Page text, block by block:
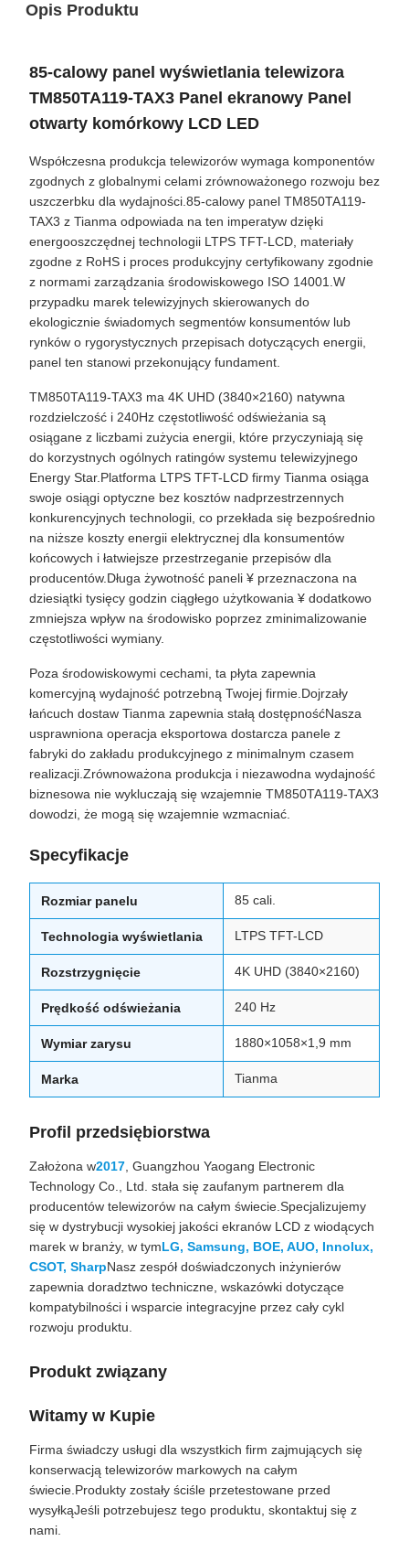
Opis Produktu
85-calowy panel wyświetlania telewizora
TM850TA119-TAX3 Panel ekranowy Panel
otwarty komórkowy LCD LED
Współczesna produkcja telewizorów wymaga komponentów
zgodnych z globalnymi celami zrównoważonego rozwoju bez
uszczerbku dla wydajności.85-calowy panel TM850TA119-
TAX3 z Tianma odpowiada na ten imperatyw dzięki
energooszczędnej technologii LTPS TFT-LCD, materiały
zgodne z RoHS i proces produkcyjny certyfikowany zgodnie
z normami zarządzania środowiskowego ISO 14001.W
przypadku marek telewizyjnych skierowanych do
ekologicznie świadomych segmentów konsumentów lub
rynków o rygorystycznych przepisach dotyczących energii,
panel ten stanowi przekonujący fundament.
TM850TA119-TAX3 ma 4K UHD (3840×2160) natywna
rozdzielczość i 240Hz częstotliwość odświeżania są
osiągane z liczbami zużycia energii, które przyczyniają się
do korzystnych ogólnych ratingów systemu telewizyjnego
Energy Star.Platforma LTPS TFT-LCD firmy Tianma osiąga
swoje osiągi optyczne bez kosztów nadprzestrzennych
konkurencyjnych technologii, co przekłada się bezpośrednio
na niższe koszty energii elektrycznej dla konsumentów
końcowych i łatwiejsze przestrzeganie przepisów dla
producentów.Długa żywotność paneli ¥ przeznaczona na
dziesiątki tysięcy godzin ciągłego użytkowania ¥ dodatkowo
zmniejsza wpływ na środowisko poprzez zminimalizowanie
częstotliwości wymiany.
Poza środowiskowymi cechami, ta płyta zapewnia
komercyjną wydajność potrzebną Twojej firmie.Dojrzały
łańcuch dostaw Tianma zapewnia stałą dostępnośćNasza
usprawniona operacja eksportowa dostarcza panele z
fabryki do zakładu produkcyjnego z minimalnym czasem
realizacji.Zrównoważona produkcja i niezawodna wydajność
biznesowa nie wykluczają się wzajemnie TM850TA119-TAX3
dowodzi, że mogą się wzajemnie wzmacniać.
Specyfikacje
Rozmiar panelu 85 cali.
Technologia wyświetlania LTPS TFT-LCD
Rozstrzygnięcie 4K UHD (3840×2160)
Prędkość odświeżania 240 Hz
Wymiar zarysu 1880×1058×1,9 mm
Marka Tianma
Profil przedsiębiorstwa
Założona w2017 , Guangzhou Yaogang Electronic
Technology Co., Ltd. stała się zaufanym partnerem dla
producentów telewizorów na całym świecie.Specjalizujemy
się w dystrybucji wysokiej jakości ekranów LCD z wiodących
marek w branży, w tymLG, Samsung, BOE, AUO, Innolux,
CSOT, SharpNasz zespół doświadczonych inżynierów
zapewnia doradztwo techniczne, wskazówki dotyczące
kompatybilności i wsparcie integracyjne przez cały cykl
rozwoju produktu.
Produkt związany
Witamy w Kupie
Firma świadczy usługi dla wszystkich firm zajmujących się
konserwacją telewizorów markowych na całym
świecie.Produkty zostały ściśle przetestowane przed
wysyłkąJeśli potrzebujesz tego produktu, skontaktuj się z
nami.